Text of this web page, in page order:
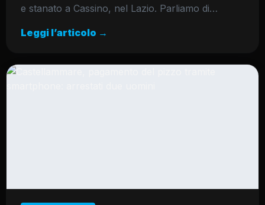
e stanato a Cassino, nel Lazio. Parliamo di…
Leggi l’articolo →